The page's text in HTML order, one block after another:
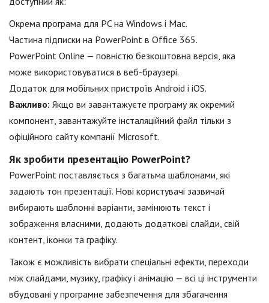
Окрема програма для PC на Windows і Mac.
Частина підписки на PowerPoint в Office 365.
PowerPoint Online — повністю безкоштовна версія, яка
може використовуватися в веб-браузері.
Додаток для мобільних пристроїв Android і iOS.
Важливо: Якщо ви завантажуєте програму як окремий
компонент, завантажуйте інсталяційний файл тільки з
офіційного сайту компанії Microsoft.
Як зробити презентацію PowerPoint?
PowerPoint поставляється з багатьма шаблонами, які
задають тон презентації. Нові користувачі зазвичай
вибирають шаблонні варіанти, замінюють текст і
зображення власними, додають додаткові слайди, свій
контент, іконки та графіку.
Також є можливість вибрати спеціальні ефекти, переходи
між слайдами, музику, графіку і анімацію — всі ці інструменти
вбудовані у програмне забезпечення для збагачення